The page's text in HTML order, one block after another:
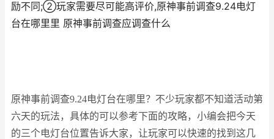
励不同;②玩家需要尽可能高评价,原神事前调查9.24电灯
台在哪里里 原神事前调查应调查什么
原神事前调查9.24电灯台在哪里？不少玩家都不知道活动第
六天的玩法，具体的可以参考下面的攻略，小编会把今天
的三个电灯台位置告诉大家，让玩家可以快速的找到这几